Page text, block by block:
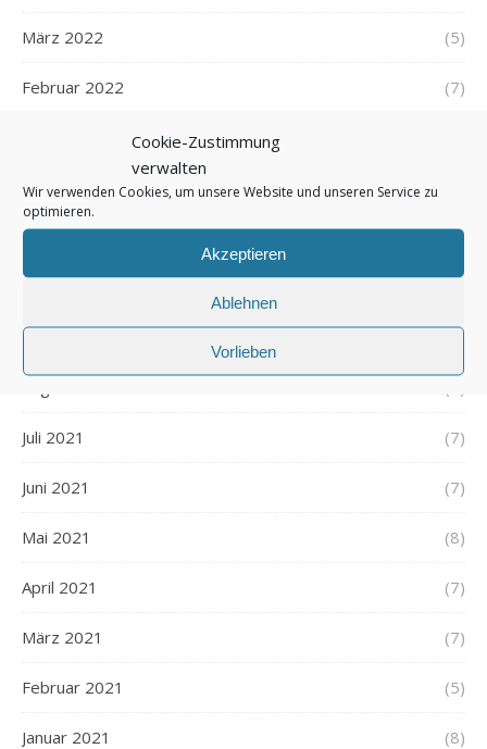
Cookie-Zustimmung
verwalten
Wir verwenden Cookies, um unsere Website und unseren Service zu
optimieren.
Akzeptieren
Ablehnen
Vorlieben
März 2022 (5)
Februar 2022 (7)
Dezember 2021
November 2021 (7)
September 2021 (7)
Juli 2021 (7)
Juni 2021 (7)
Mai 2021 (8)
April 2021 (7)
März 2021 (7)
Februar 2021 (5)
Januar 2021 (8)